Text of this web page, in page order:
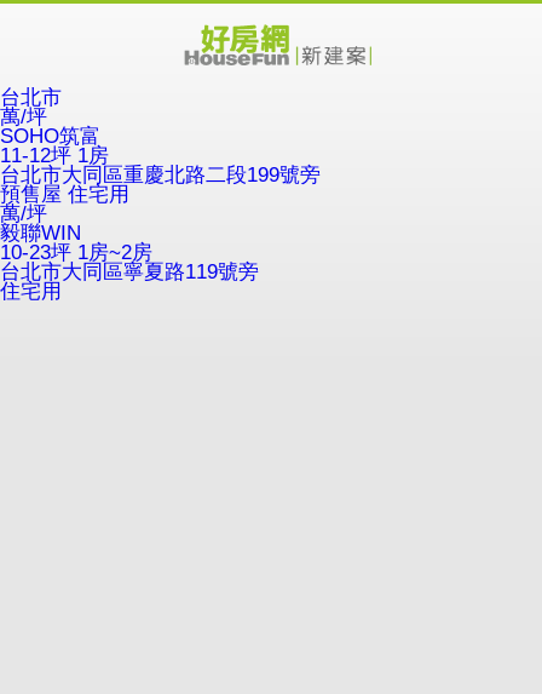
台北市
萬/坪
SOHO筑富
11-12坪 1房
台北市大同區重慶北路二段199號旁
預售屋 住宅用
萬/坪
毅聯WIN
10-23坪 1房~2房
台北市大同區寧夏路119號旁
住宅用